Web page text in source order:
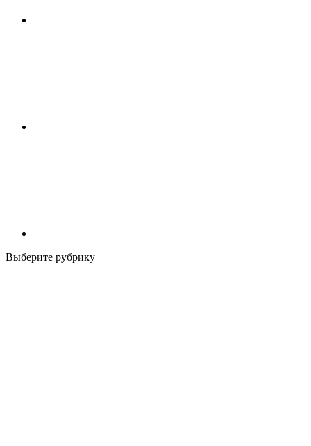
Выберите рубрику